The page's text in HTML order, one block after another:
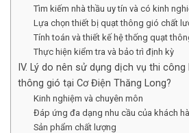
Tìm kiếm nhà thầu uy tín và có kinh
Lựa chọn thiết bị quạt thông gió chất
Tính toán và thiết kế hệ thống quạt
Thực hiện kiểm tra và bảo trì định kỳ
IV. Lý do nên sử dụng dịch vụ thi
thông gió tại Cơ Điện Thăng Long?
Kinh nghiệm và chuyên môn
Đáp ứng đa dạng nhu cầu của khách
Sản phẩm chất lượng